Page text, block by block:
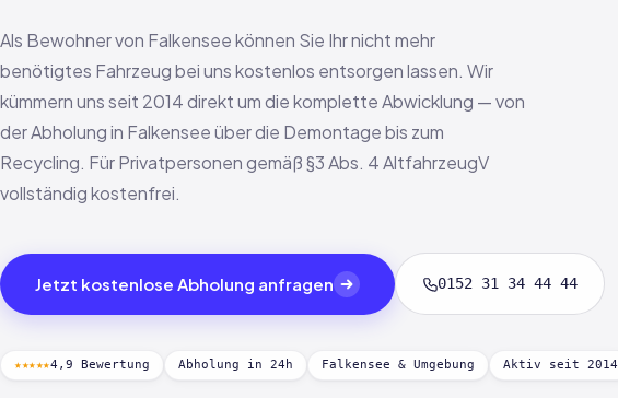
Als Bewohner von Falkensee können Sie Ihr nicht mehr
benötigtes Fahrzeug bei uns kostenlos entsorgen lassen. Wir
kümmern uns seit 2014 direkt um die komplette Abwicklung — von
der Abholung in Falkensee über die Demontage bis zum
Recycling. Für Privatpersonen gemäß §3 Abs. 4 AltfahrzeugV
vollständig kostenfrei.
Jetzt kostenlose Abholung anfragen 0152 31 34 44 44
★★★★★4,9 Bewertung Abholung in 24h Falkensee & Umgebung Aktiv seit 2014